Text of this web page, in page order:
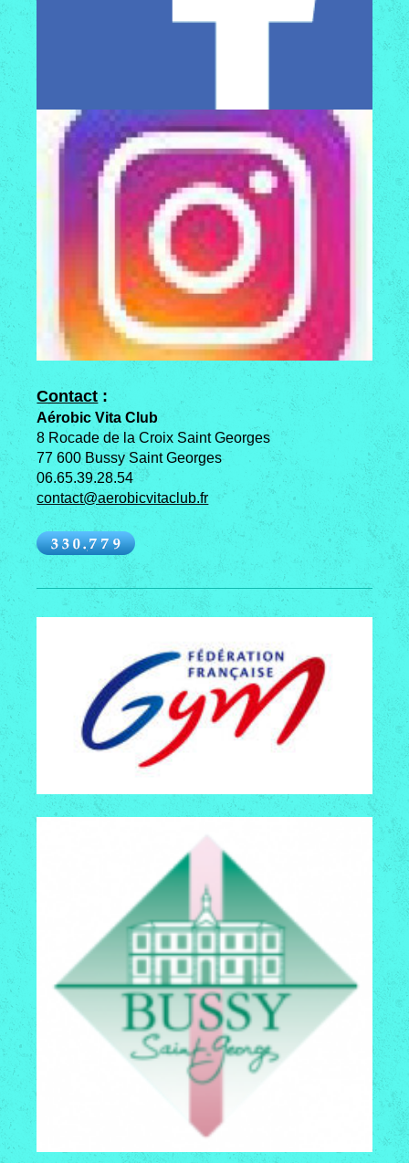
Contact :
Aérobic Vita Club
8 Rocade de la Croix Saint Georges
77 600 Bussy Saint Georges
06.65.39.28.54
contact@aerobicvitaclub.fr